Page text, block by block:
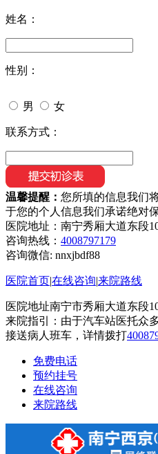
姓名：
性别：
男 女
联系方式：
温馨提醒： 您所填的信息我们
于您的个人信息我们承诺绝对
医院地址：南宁秀厢大道东段
咨询热线： 4008797179
咨询微信: nnxjbdf88
医院首页|在线咨询|来院路线
医院地址南宁市秀厢大道东段
来院指引：由于汽车站医托众
接送病人班车，详情拨打
免费电话
预约挂号
在线咨询
来院路线